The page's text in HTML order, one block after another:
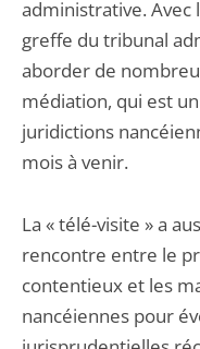
administrative. Avec
greffe du tribunal
aborder de
médiation, qui est
juridictions
mois à venir.
La « télé-visite » a
rencontre entre le
contentieux et les
nancéiennes pour